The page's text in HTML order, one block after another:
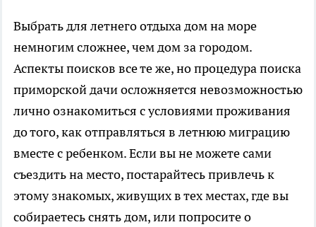
Выбрать для летнего отдыха дом на море
немногим сложнее, чем дом за городом.
Аспекты поисков все те же, но процедура поиска
приморской дачи осложняется невозможностью
лично ознакомиться с условиями проживания
до того, как отправляться в летнюю миграцию
вместе с ребенком. Если вы не можете сами
съездить на место, постарайтесь привлечь к
этому знакомых, живущих в тех местах, где вы
собираетесь снять дом, или попросите о